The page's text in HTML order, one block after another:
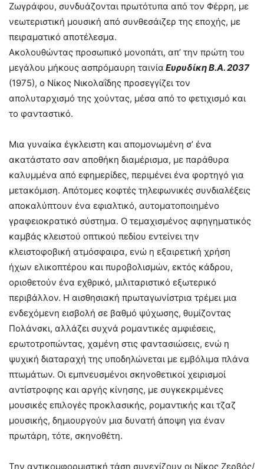
Ζωγράφου, συνδυάζονται πρωτότυπα από τον Φέρρη, με
νεωτεριστική μουσική από συνθεσάιζερ της εποχής, με
πειραματικό αποτέλεσμα.
Ακολουθώντας προσωπικό μονοπάτι, απ’ την πρώτη του
μεγάλου μήκους ασπρόμαυρη ταινία Ευρυδίκη Β.Α. 2037
(1975), ο Νίκος Νικολαΐδης προσεγγίζει τον
απολυταρχισμό της χούντας, μέσα από το φετιχισμό και
το φανταστικό.
Μια γυναίκα έγκλειστη και απομονωμένη σ’ ένα
ακατάστατο σαν αποθήκη διαμέρισμα, με παράθυρα
καλυμμένα από εφημερίδες, περιμένει ένα φορτηγό για
μετακόμιση. Απότομες κοφτές τηλεφωνικές συνδιαλέξεις
αποκαλύπτουν ένα εφιαλτικό, αυτοματοποιημένο
γραφειοκρατικό σύστημα. Ο τεμαχισμένος αφηγηματικός
καμβάς κλειστού οπτικού πεδίου εντείνει την
κλειστοφοβική ατμόσφαιρα, ενώ η εξαιρετική χρήση
ήχων ελικοπτέρου και πυροβολισμών, εκτός κάδρου,
οριοθετούν ένα εχθρικό, μιλιταριστικό εξωτερικό
περιβάλλον. Η αισθησιακή πρωταγωνίστρια τρέμει μια
ενδεχόμενη εισβολή σε βαθμό ψύχωσης, θυμίζοντας
Πολάνσκι, αλλάζει συχνά ρομαντικές αμφιέσεις,
ερωτοτροπώντας, χαμένη στις φαντασιώσεις, ενώ η
ψυχική διαταραχή της υποδηλώνεται με εμβόλιμα πλάνα
πτωμάτων. Οι εμπνευσμένοι σκηνοθετικοί χειρισμοί
αντίστροφης και αργής κίνησης, με συγκεκριμένες
μουσικές επιλογές προκλασικής, ρομαντικής και τζαζ
μουσικής, δημιουργούν μια δυνατή άποψη για έναν
πρωτάρη, τότε, σκηνοθέτη.
Την αντικομφορμιστική τάση συνεχίζουν οι Νίκος Ζερβός/